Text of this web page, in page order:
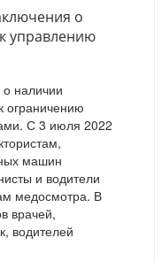
о
управлению
наличии
ограничению
С 3 июля 2022
машин
и водители
медосмотра. В
врачей,
водителей